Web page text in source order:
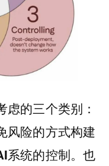
的三个类别：
风险的方式构建
系统的控制。也